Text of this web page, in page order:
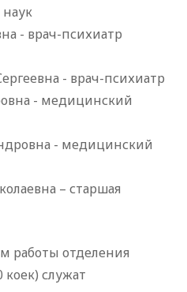
- врач-психиатр
- врач-психиатр
- медицинский
- медицинский
– старшая
работы отделения
служат